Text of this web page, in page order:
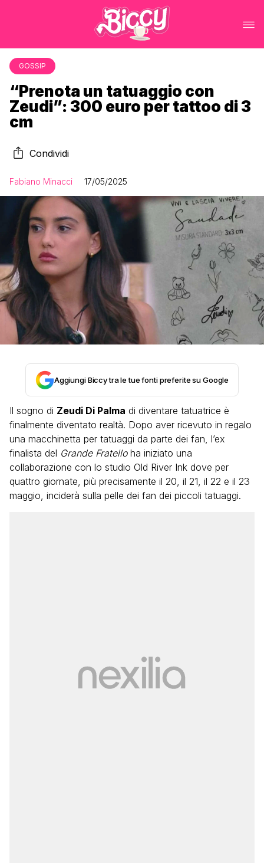
GOSSIP
“Prenota un tatuaggio con
Zeudi”: 300 euro per tattoo di 3
cm
Condividi
Fabiano Minacci 17/05/2025
Aggiungi Biccy tra le tue fonti preferite su Google
Il sogno di Zeudi Di Palma di diventare tatuatrice è
finalmente diventato realtà. Dopo aver ricevuto in regalo
una macchinetta per tatuaggi da parte dei fan, l’ex
finalista del Grande Fratelloha iniziato una
collaborazione con lo studio Old River Ink dove per
quattro giornate, più precisamente il 20, il 21, il 22 e il 23
maggio, inciderà sulla pelle dei fan dei piccoli tatuaggi.